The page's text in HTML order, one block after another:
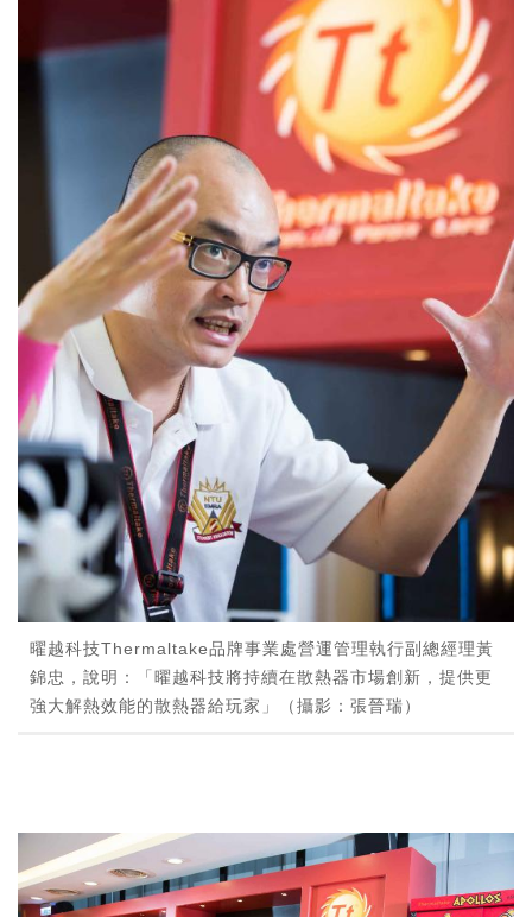
曜越科技Thermaltake品牌事業處營運管理執行副總經理黃
錦忠，說明：「曜越科技將持續在散熱器市場創新，提供更
強大解熱效能的散熱器給玩家」（攝影：張晉瑞）